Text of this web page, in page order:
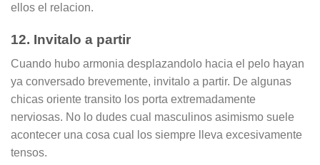
ellos el relacion.
12. Invitalo a partir
Cuando hubo armonia desplazandolo hacia el pelo hayan
ya conversado brevemente, invitalo a partir. De algunas
chicas oriente transito los porta extremadamente
nerviosas. No lo dudes cual masculinos asimismo suele
acontecer una cosa cual los siempre lleva excesivamente
tensos.